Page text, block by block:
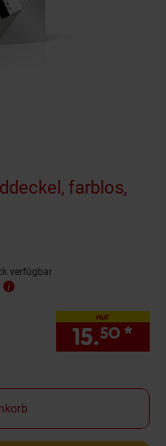
farblos,
verfügbar
nur
15.50 *